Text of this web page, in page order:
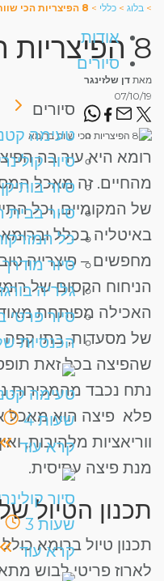
אודות
סיורים
סיורים
טעימה
סיור
סיור בותיקן
סיור
כל
סיור
גלריה
סיור
הכנסיות
טעימה
שעות4
קרא עוד
סיור
שעות 3
קרא עוד
> בלוג > כללי > 8 הפיצריות הכי שוות ברומא
8 הפיצריות הכי שוות ברומא
מאת דן שלזינגר
07/10/19
רומא היא עיר בה
מהחיים. זה מאכל
של המקומיים, וכל
באיטליה בכלל
מחפשים – פיצרייה
הניחוח הקסום של
האכילה מפותחת
של מסעדות, בתי קפה
שהפיצה בכל זאת
נתח נכבד מהמכירות
פלא פיצה הוא מאכל
ווריאציות מלהיבות,
מנת פיצה עסיסית.
תכנון הטיול
תכנון טיול ברומא
לארוז פריטי לבוש